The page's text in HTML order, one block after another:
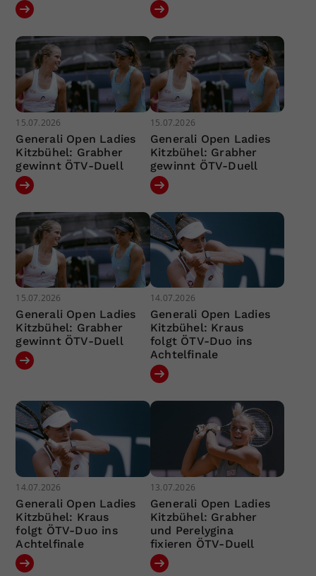
15.07.2026
Generali Open Ladies
Kitzbühel: Grabher
gewinnt ÖTV-Duell
15.07.2026
Generali Open Ladies
Kitzbühel: Grabher
gewinnt ÖTV-Duell
15.07.2026
Generali Open Ladies
Kitzbühel: Grabher
gewinnt ÖTV-Duell
14.07.2026
Generali Open Ladies
Kitzbühel: Kraus
folgt ÖTV-Duo ins
Achtelfinale
14.07.2026
Generali Open Ladies
Kitzbühel: Kraus
folgt ÖTV-Duo ins
Achtelfinale
13.07.2026
Generali Open Ladies
Kitzbühel: Grabher
und Perelygina
fixieren ÖTV-Duell